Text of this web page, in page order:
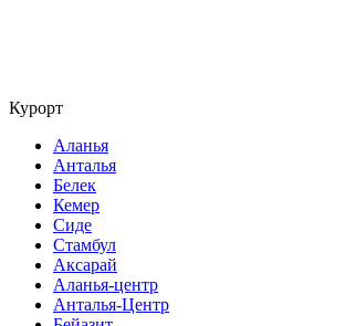
Курорт
Аланья
Анталья
Белек
Кемер
Сиде
Стамбул
Аксарай
Аланья-центр
Анталья-Центр